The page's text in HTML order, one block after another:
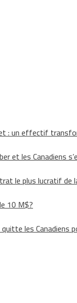
: un effectif
et les Canadiens
le plus lucratif de
10 M$?
les Canadiens